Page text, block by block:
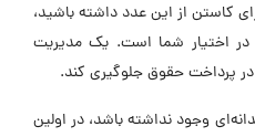
کاستن از این عدد داشته باشید،
در اختیار شما است. یک مدیریت
در پرداخت حقوق جلوگیری کند.
وجود نداشته باشد، در اولین